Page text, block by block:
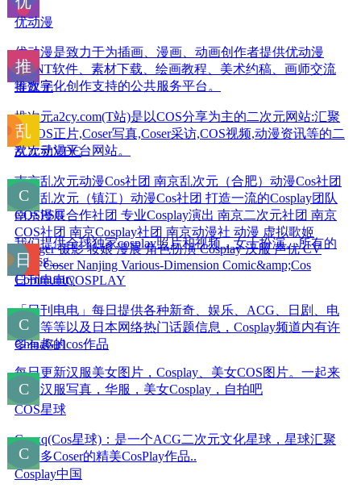
优动漫
优动漫是致⼒于为插画、漫画、动画创作者提供优动漫
PAINT软件、素材下载、绘画教程、美术约稿、画师交流
等数字化创作⽀持的公共服务平台。
推次元
推次元a2cy.com(T站)是以COS分享为主的二次元网站:汇聚
有COS正片,Coser写真,Coser采访,COS视频,动漫资讯等的二
次元动漫平台网站。
乱次元VDC
南京乱次元动漫Cos社团 南京乱次元（合肥）动漫Cos社团
南京乱次元（镇江）动漫Cos社团 打造一流的Cosplay团队
南京漫展合作社团 专业Cosplay演出 南京二次元社团 南京
COS社团 南京Cosplay社团 南京动漫社 动漫 虚拟歌姬
Vsinger 摄影 妆娘 漫展 角色扮演 Cosplay 汉服 声优 CV
COS Coser Nanjing Various-Dimension Comic&amp;Cos
Community
COSPSG
我们提供全球独家cosplay照片和视频，女士扮演。所有的
cospsg。
日刊电电COSPLAY
「日刊电电」每日提供各种新奇、娱乐、ACG、日剧、电
影…等等以及日本网络热门话题信息，Cosplay频道内有许
多有趣的cos作品
ChinaGirl
每日更新汉服美女图片，Cosplay、美女COS图片。一起来
分享汉服写真，华服，美女Cosplay，自拍吧
COS星球
Cosxq(Cos星球)：是一个ACG二次元文化星球，星球汇聚
了众多Coser的精美CosPlay作品..
Cosplay中国